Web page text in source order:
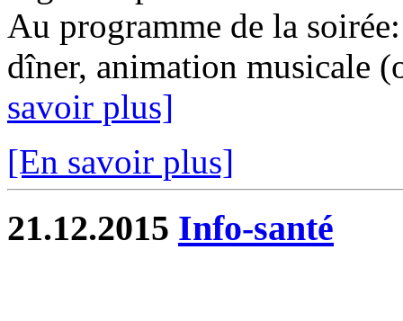
Au programme de la
dîner, animation musicale
savoir plus]
[En savoir plus]
21.12.2015 Info-santé